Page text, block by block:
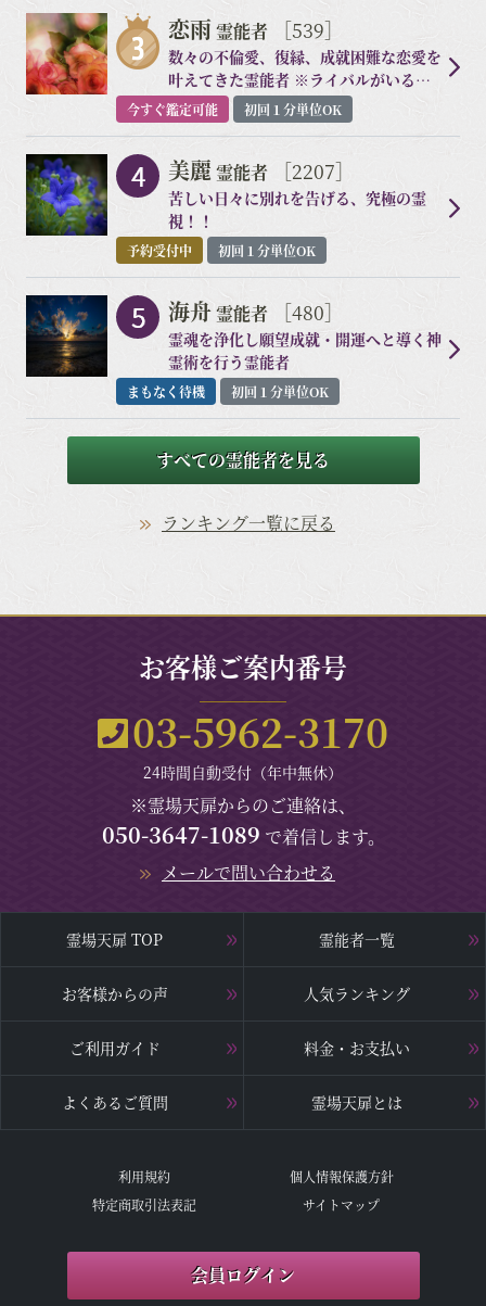
恋雨霊能者 ［539］
数々の不倫愛、復縁、成就困難な恋愛を
叶えてきた霊能者 ※ライバルがいる方
（略奪愛）必見。誰かを傷つけてでも幸
せになりたいという決意のある方限定。
今すぐ鑑定可能 初回１分単位OK
美麗霊能者 ［2207］
苦しい日々に別れを告げる、究極の霊
視！！
予約受付中 初回１分単位OK
海舟霊能者 ［480］
霊魂を浄化し願望成就・開運へと導く神
霊術を行う霊能者
まもなく待機 初回１分単位OK
すべての霊能者を見る
ランキング一覧に戻る
お客様ご案内番号
03-5962-3170
24時間自動受付（年中無休）
※霊場天扉からのご連絡は、
050-3647-1089 で着信します。
メールで問い合わせる
霊場天扉 TOP 霊能者一覧
お客様からの声 人気ランキング
ご利用ガイド 料金・お支払い
よくあるご質問 霊場天扉とは
利用規約
特定商取引法表記
個人情報保護方針
サイトマップ
会員ログイン